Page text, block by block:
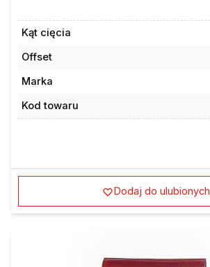
Kąt cięcia
Offset
Marka
Kod towaru
Dodaj do ulubionych